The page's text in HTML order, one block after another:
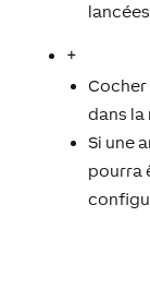
+
Cocher
dans la
Si une
pourra